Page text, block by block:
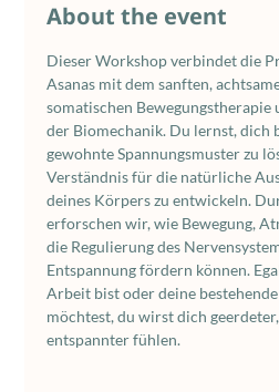
About the event
Dieser Workshop verbindet die
Asanas mit dem sanften,
somatischen
der Biomechanik. Du lernst, dich
gewohnte Spannungsmuster zu
Verständnis für die natürliche
deines Körpers zu entwickeln.
erforschen wir, wie Bewegung,
die Regulierung des
Entspannung fördern können.
Arbeit bist oder deine
möchtest, du wirst dich
entspannter fühlen.